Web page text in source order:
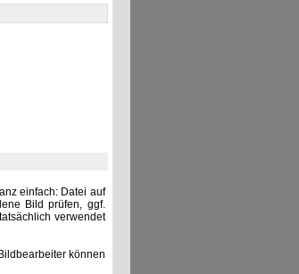
einfach: Datei auf
Bild prüfen, ggf.
verwendet
können